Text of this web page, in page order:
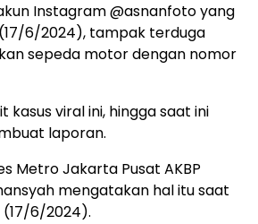
Instagram @asnanfoto yang
6/2024), tampak terduga
sepeda motor dengan nomor
kasus viral ini, hingga saat ini
laporan.
Metro Jakarta Pusat AKBP
mengatakan hal itu saat
(17/6/2024).